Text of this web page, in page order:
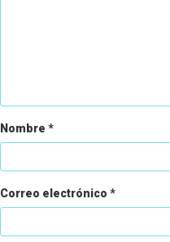
Nombre *
Correo electrónico *